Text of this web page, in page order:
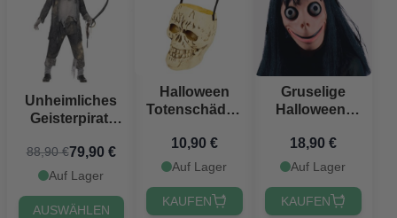
Unheimliches
Geisterpirat-
88,90 €79,90 €
Auf Lager
AUSWÄHLEN
Halloween
Totenschädel-
cm
10,90 €
Auf Lager
KAUFEN
Gruselige
Halloween-
großen
Augen und
Haar
18,90 €
Auf Lager
KAUFEN